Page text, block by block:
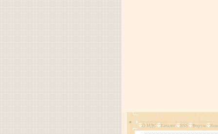
О МДС Каталог RSS Форум